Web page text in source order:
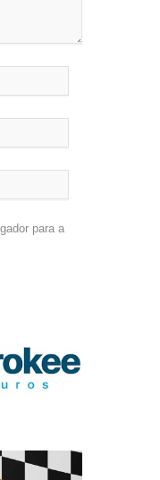
para a